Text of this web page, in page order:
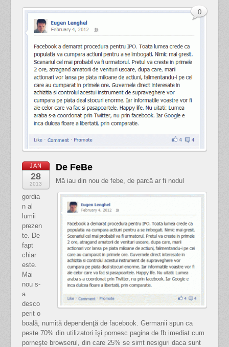
JAN
28
2013
De FeBe
Mă iau din nou de febe, de parcă ar fi nodul
gordia
n al
lumii
prezen
te. De
fapt
chiar
este.
Mai
nou s-
a
desco
perit o
boală, numită dependenţă de facebook. Germanii spun ca
peste 70% din utilizatori îşi pornesc pagina de fb imediat cum
porneşte browserul, din care 25% se simt nesiguri daca sunt
0